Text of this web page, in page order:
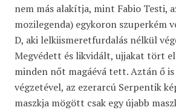
nem más alakítja, mint Fabio Testi,
mozilegenda) egykoron szuperkém
D, aki lelkiismeretfurdalás nélkül
Megvédett és likvidált, ujjakat tört
minden nőt magáévá tett. Aztán ő
végzetével, az ezerarcú Serpentik
maszkja mögött csak egy újabb